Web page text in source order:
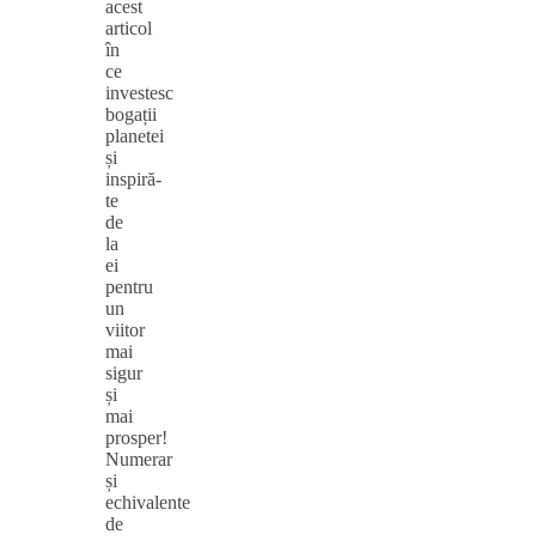
acest
articol
în
ce
investesc
bogații
planetei
și
inspiră-
te
de
la
ei
pentru
un
viitor
mai
sigur
și
mai
prosper!
Numerar
și
echivalente
de